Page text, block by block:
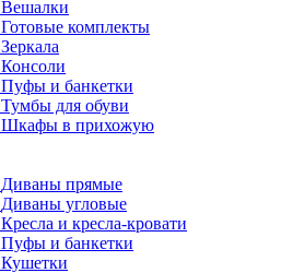
Вешалки
Готовые комплекты
Зеркала
Консоли
Пуфы и банкетки
Тумбы для обуви
Шкафы в прихожую
Диваны прямые
Диваны угловые
Кресла и кресла-кровати
Пуфы и банкетки
Кушетки